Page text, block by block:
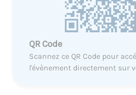
QR Code
Scannez ce QR Code pour
l'évènement directement sur